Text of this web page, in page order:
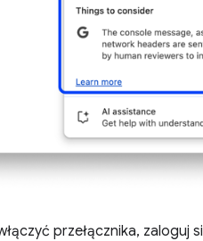
przełącznika,